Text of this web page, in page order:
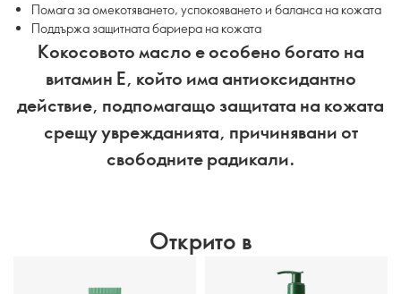
Помага за омекотяването, успокояването и баланса на кожата
Поддържа защитната бариера на кожата
Кокосовото масло е особено богато на
витамин Е, който има антиоксидантно
действие, подпомагащо защитата на кожата
срещу уврежданията, причинявани от
свободните радикали.
Открито в